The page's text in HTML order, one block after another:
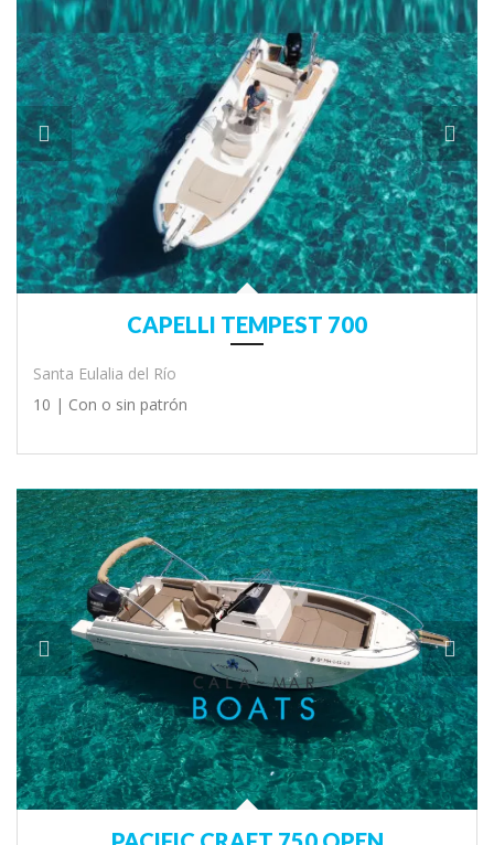
CAPELLI TEMPEST 700
Santa Eulalia del Río
10 | Con o sin patrón